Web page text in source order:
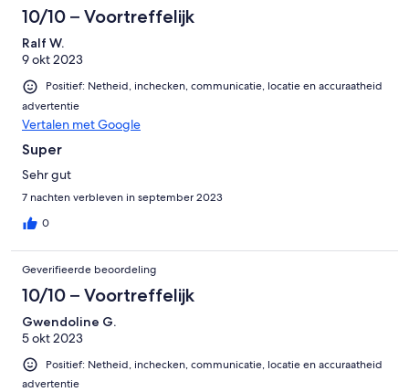
10/10 – Voortreffelijk
Ralf W.
9 okt 2023
Positief: Netheid, inchecken, communicatie, locatie en accuraatheid
advertentie
Vertalen met Google
Super
Sehr gut
7 nachten verbleven in september 2023
0
Geverifieerde beoordeling
10/10 – Voortreffelijk
Gwendoline G.
5 okt 2023
Positief: Netheid, inchecken, communicatie, locatie en accuraatheid
advertentie